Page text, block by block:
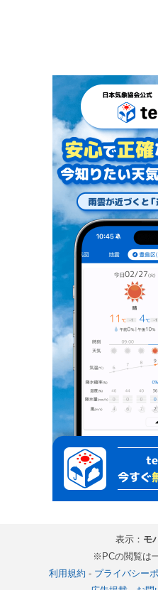
表示： モ
※PCの閲覧は
利用規約 - プライバシー